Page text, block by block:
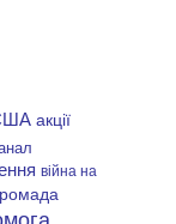
акції
війна на